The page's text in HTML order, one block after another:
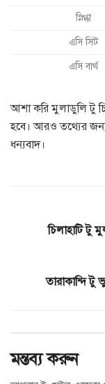
স্নিগ্ধা
এসি সিট
এসি বার্থ
আশা করি মুলাডুলি টু
হবে। আরও তথ্যের
ধন্যবাদ।
চিলাহাটি টু
তারাকান্দি টু
মন্তব্য করুন